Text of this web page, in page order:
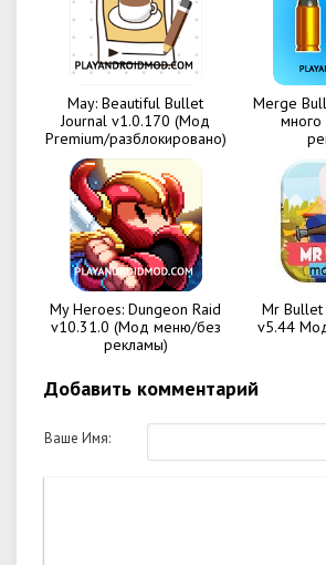
May: Beautiful Bullet
Journal v1.0.170 (Мод
Premium/разблокировано)
Merge
много
My Heroes: Dungeon Raid
v10.31.0 (Мод меню/без
рекламы)
Mr Bullet
v5.44
Добавить комментарий
Ваше Имя: